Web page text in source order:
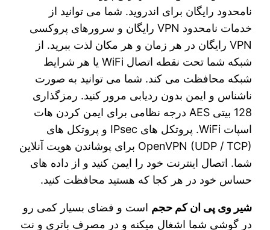
نامحدود رایگان برای اندروید. شما می توانید از
خدمات نامحدود VPN رایگان و سرورهای پروکسی
VPN رایگان در هر زمان و هر مکان لذت ببرید. از
شبکه شما تحت نقطه اتصال WiFi یا هر شرایط
شبکه محافظت می کند. شما می توانید به صورت
ناشناس و ایمن بدون ردیابی مرور کنید. رمزگذاری
128 بیتی AES درجه نظامی برای ایمن کردن هات
اسپات WiFi. پروتکل های IPsec و پروتکل های
OpenVPN (UDP / TCP) برای پوشاندن هویت آنلاین
شما. اتصال اینترنت خود را ایمن کنید و از داده های
حساس خود در هر کجا که هستید محافظت کنید.
شیر وی پی ان کم حجم است و فضای بسیار کمی رو
در گوشی شما اشغال میکنه و در مصرف باتری و نت